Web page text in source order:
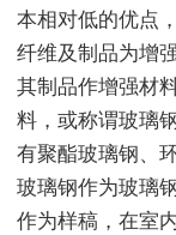
本相对低的优点
纤维及制品为增
其制品作增强材
料，或称谓玻璃
有聚酯玻璃钢、
玻璃钢作为玻璃
作为样稿，在室